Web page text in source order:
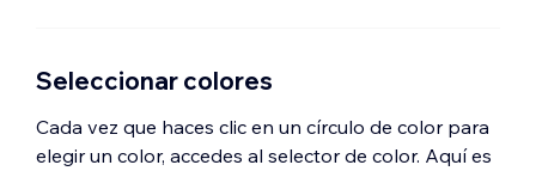
Seleccionar colores
Cada vez que haces clic en un círculo de color para
elegir un color, accedes al selector de color. Aquí es